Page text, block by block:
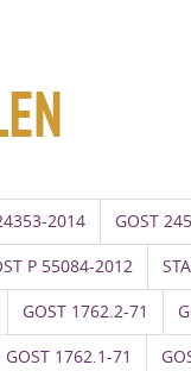
2014 GOST
P 55084-2012
GOST 1762.2-71
GOST 1762.1-71